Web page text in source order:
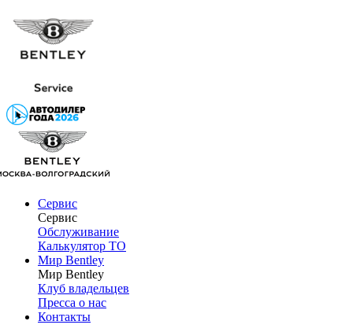
Сервис
Сервис
Обслуживание
Калькулятор ТО
Мир Bentley
Мир Bentley
Клуб владельцев
Пресса о нас
Контакты